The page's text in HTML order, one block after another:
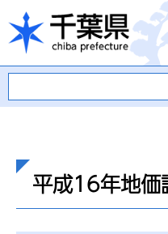
千葉県
平成16年地価